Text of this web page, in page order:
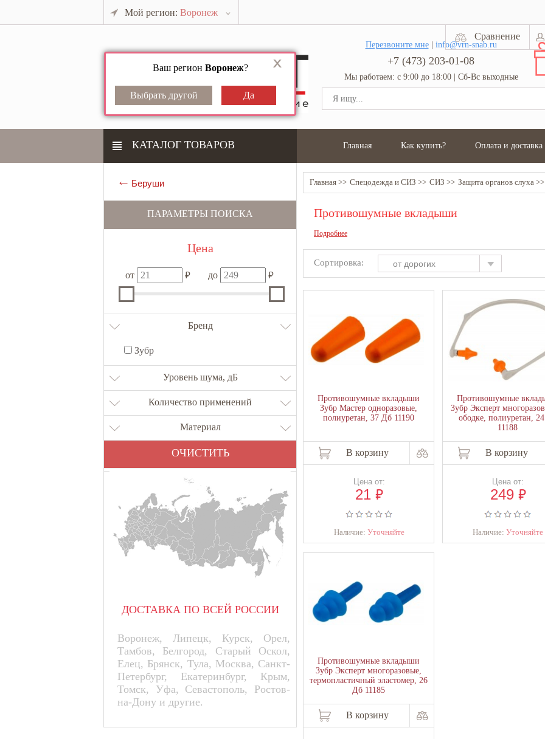
Мой регион: Воронеж
Ваш регион Воронеж?
Сравнение
Перезвоните мне| info@vrn-snab.ru
+7 (473) 203-01-08
Мы работаем: с 9:00 до 18:00 | Сб-Вс выходные
КАТАЛОГ ТОВАРОВ Главная Как купить? Оплата и доставка
Беруши
ПАРАМЕТРЫ ПОИСКА
Цена
от ₽ до ₽
Бренд
Зубр
Уровень шума, дБ
Количество применений
Материал
ОЧИСТИТЬ
ДОСТАВКА ПО ВСЕЙ РОССИИ
Воронеж, Липецк, Курск, Орел,
Тамбов, Белгород, Старый Оскол,
Елец, Брянск, Тула, Москва, Санкт-
Петербург, Екатеринбург, Крым,
Томск, Уфа, Севастополь, Ростов-
на-Дону и другие.
Главная Спецодежда и СИЗ СИЗ Защита органов слуха
Противошумные вкладыши
Подробнее
Сортировка: от дорогих
Противошумные вкладыши
Зубр Мастер одноразовые,
полиуретан, 37 Дб 11190
В корзину
Цена от:
21 ₽
Наличие: Уточняйте
Противошумные
Зубр Эксперт
ободке, полиуретан,
11188
В корзину
Цена от:
249 ₽
Наличие:Уточняйте
Противошумные вкладыши
Зубр Эксперт многоразовые,
термопластичный эластомер, 26
Дб 11185
В корзину